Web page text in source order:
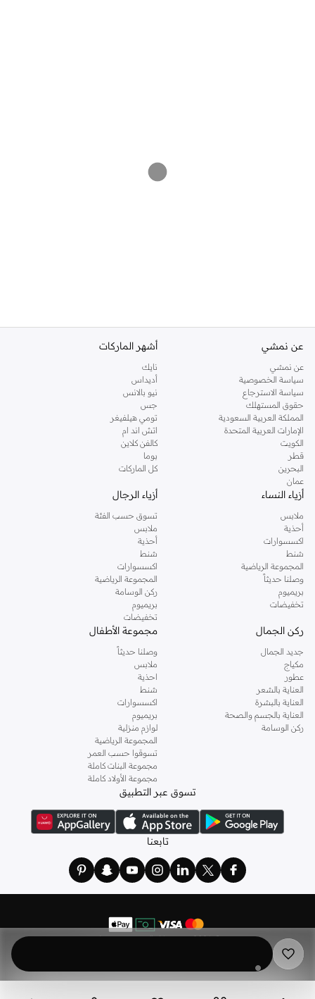
عن نمشي
عن نمشي
سياسة الخصوصية
سياسة الاسترجاع
حقوق المستهلك
المملكة العربية السعودية
الإمارات العربية المتحدة
الكويت
قطر
البحرين
عمان
أشهر الماركات
نايك
أديداس
نيو بالانس
جس
تومي هيلفيغر
اتش اند ام
كالفن كلاين
بوما
كل الماركات
أزياء النساء
ملابس
أحذية
اكسسوارات
شنط
المجموعة الرياضية
وصلنا حديثاً
بريميوم
تخفيضات
أزياء الرجال
تسوق حسب الفئة
ملابس
أحذية
شنط
اكسسوارات
المجموعة الرياضية
ركن الوسامة
بريميوم
تخفيضات
ركن الجمال
جديد الجمال
مكياج
عطور
العناية بالشعر
العناية بالبشرة
العناية بالجسم والصحة
ركن الوسامة
مجموعة الأطفال
وصلنا حديثاً
ملابس
احذية
شنط
اكسسوارات
بريميوم
لوازم منزلية
المجموعة الرياضية
تسوقوا حسب العمر
مجموعة البنات كاملة
مجموعة الأولاد كاملة
تسوق عبر التطبيق
تابعنا
© 2026 نمشي. كل الحقوق محفوظة